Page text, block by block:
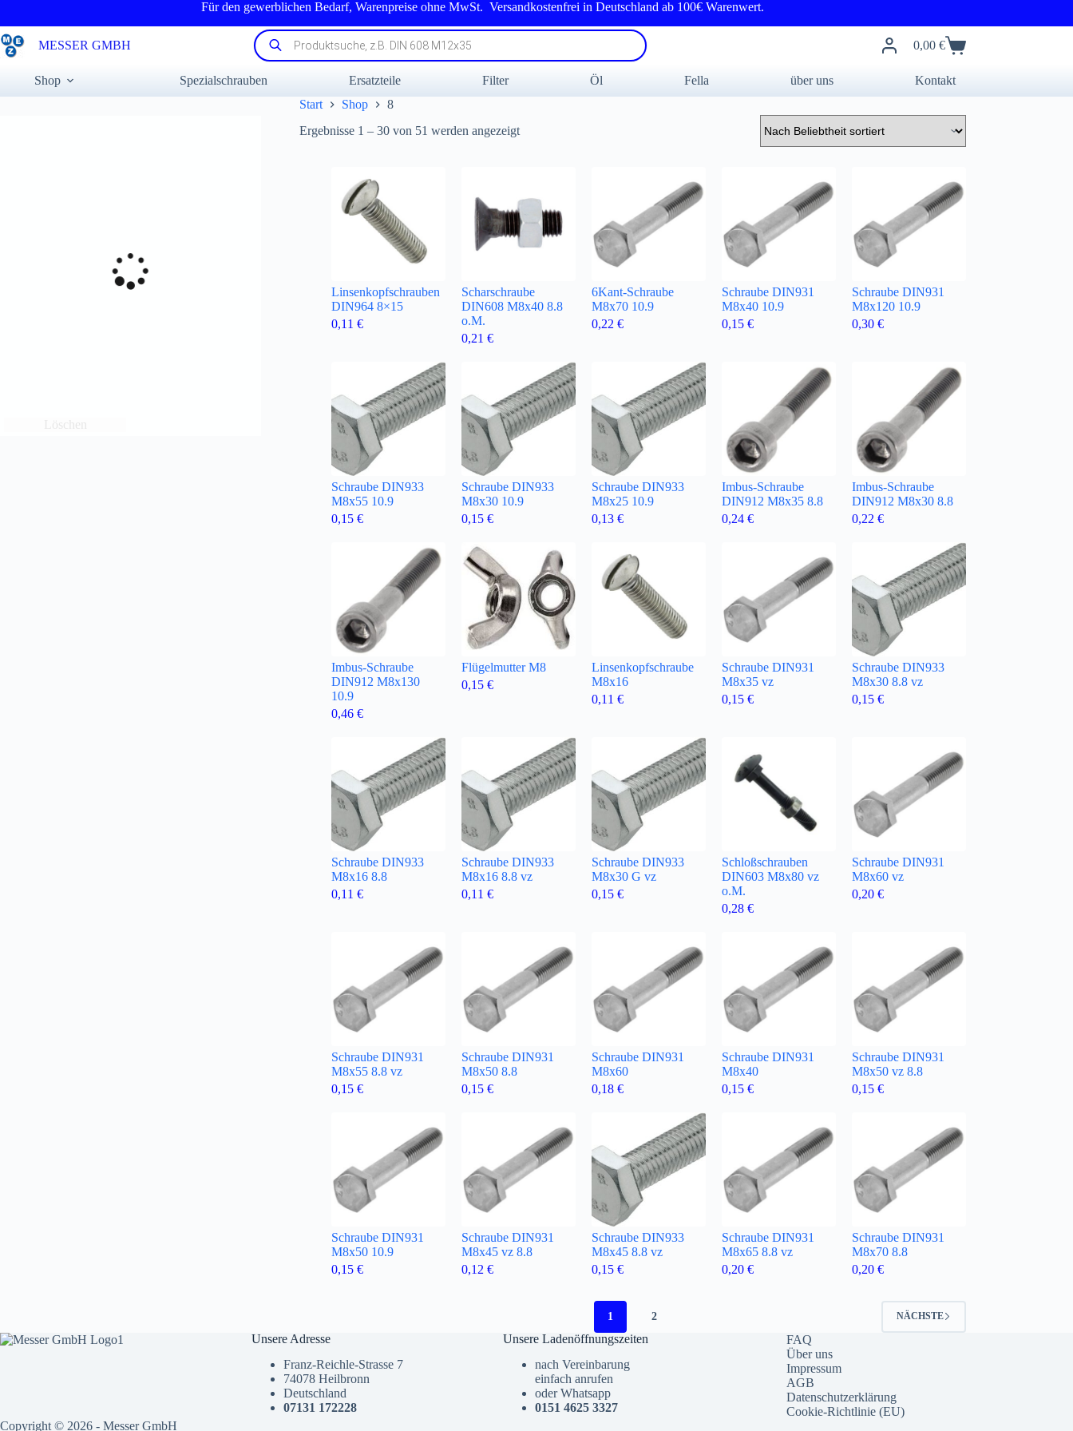
springen
Für den gewerblichen Bedarf, Warenpreise ohne MwSt. Versandkostenfrei in Deutschland ab 100€ Warenwert.
MESSER GMBH
Products
search
Warenkorb
0,00 €
Shop Spezialschrauben Ersatzteile Filter Öl Fella über uns
Kontakt
Start
Shop
8
Ergebnisse 1 – 30 von 51 werden angezeigtNach
Linsenkopfschrauben
DIN964 8×15
0,11 €
Scharschraube
DIN608 M8x40 8.8
o.M.
0,21 €
6Kant-Schraube
M8x70 10.9
0,22 €
Schraube DIN931
M8x40 10.9
0,15 €
Schraube DIN931
M8x120 10.9
0,30 €
Schraube DIN933
M8x55 10.9
0,15 €
Schraube DIN933
M8x30 10.9
0,15 €
Schraube DIN933
M8x25 10.9
0,13 €
Imbus-Schraube
DIN912 M8x35 8.8
0,24 €
Imbus-Schraube
DIN912 M8x30 8.8
0,22 €
Imbus-Schraube
DIN912 M8x130
10.9
0,46 €
Flügelmutter M8
0,15 €
Linsenkopfschraube
M8x16
0,11 €
Schraube DIN931
M8x35 vz
0,15 €
Schraube DIN933
M8x30 8.8 vz
0,15 €
Schraube DIN933
M8x16 8.8
0,11 €
Schraube DIN933
M8x16 8.8 vz
0,11 €
Schraube DIN933
M8x30 G vz
0,15 €
Schloßschrauben
DIN603 M8x80 vz
o.M.
0,28 €
Schraube DIN931
M8x60 vz
0,20 €
Schraube DIN931
M8x55 8.8 vz
0,15 €
Schraube DIN931
M8x50 8.8
0,15 €
Schraube DIN931
M8x60
0,18 €
Schraube DIN931
M8x40
0,15 €
Schraube DIN931
M8x50 vz 8.8
0,15 €
Schraube DIN931
M8x50 10.9
0,15 €
Schraube DIN931
M8x45 vz 8.8
0,12 €
Schraube DIN933
M8x45 8.8 vz
0,15 €
Schraube DIN931
M8x65 8.8 vz
0,20 €
Schraube DIN931
M8x70 8.8
0,20 €
1 2 NÄCHSTE
Unsere Adresse
Franz-Reichle-Strasse 7
74078 Heilbronn
Deutschland
07131 172228
Unsere Ladenöffnungszeiten
nach Vereinbarung
einfach anrufen
oder Whatsapp
0151 4625 3327
FAQ
Über uns
Impressum
AGB
Datenschutzerklärung
Cookie-Richtlinie (EU)
Copyright © 2026 - Messer GmbH